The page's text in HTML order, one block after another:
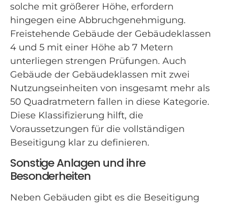
solche mit größerer Höhe, erfordern
hingegen eine Abbruchgenehmigung.
Freistehende Gebäude der Gebäudeklassen
4 und 5 mit einer Höhe ab 7 Metern
unterliegen strengen Prüfungen. Auch
Gebäude der Gebäudeklassen mit zwei
Nutzungseinheiten von insgesamt mehr als
50 Quadratmetern fallen in diese Kategorie.
Diese Klassifizierung hilft, die
Voraussetzungen für die vollständigen
Beseitigung klar zu definieren.
Sonstige Anlagen und ihre
Besonderheiten
Neben Gebäuden gibt es die Beseitigung